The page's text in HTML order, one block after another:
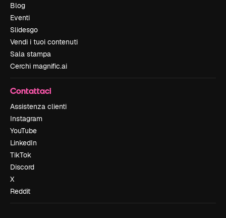
Blog
Eventi
Slidesgo
Vendi i tuoi contenuti
Sala stampa
Cerchi magnific.ai
Contattaci
Assistenza clienti
Instagram
YouTube
LinkedIn
TikTok
Discord
X
Reddit